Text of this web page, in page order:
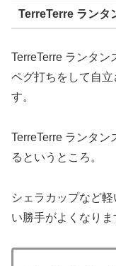
TerreTerre ランタ
TerreTerre ランタ
ペグ打ちをして自
す。
TerreTerre ランタ
るというところ。
シェラカップなど
い勝手がよくなりま